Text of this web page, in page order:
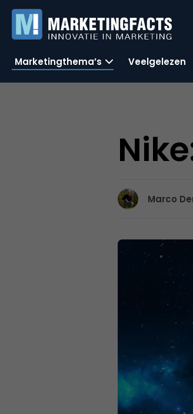
Marketingthema’s Veelgelezen
Marco